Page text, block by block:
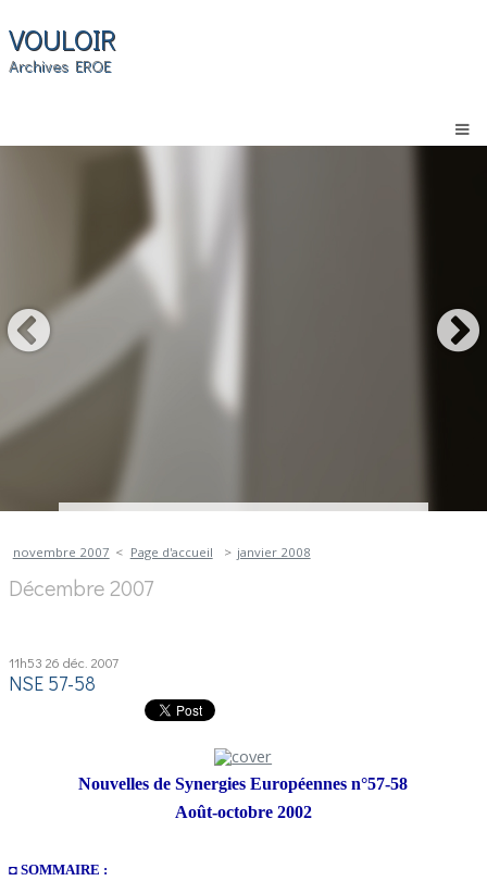
VOULOIR
Archives EROE
novembre 2007 Page d'accueil janvier 2008
Décembre 2007
11h53 26 déc. 2007
NSE 57-58
Nouvelles de Synergies Européennes n°57-58
Août-octobre 2002
◘ SOMMAIRE :